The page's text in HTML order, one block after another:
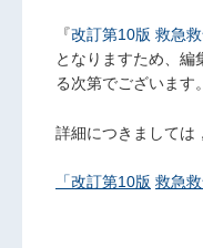
『改訂第10版 救急
となりますため、
る次第でございます。
詳細につきましては
「改訂第10版 救急